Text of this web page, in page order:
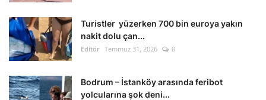
Turistler yüzerken 700 bin euroya yakın
nakit dolu çan...
Editör Temmuz 31, 2026 0
Bodrum – İstanköy arasında feribot
yolcularına şok deni...